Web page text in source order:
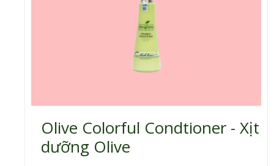
Olive Colorful Condtioner - Xịt
dưỡng Olive